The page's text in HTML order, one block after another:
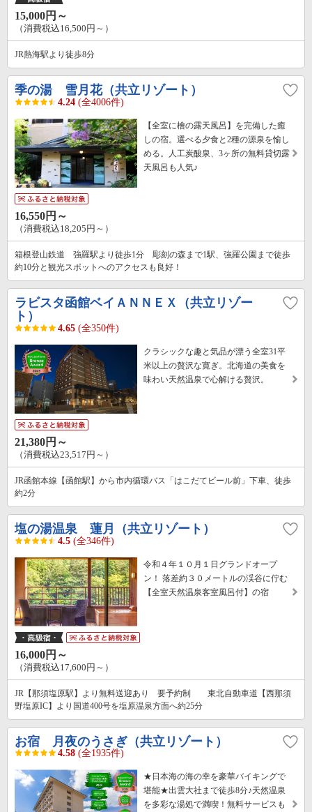
15,000円～
（消費税込16,500円～）
JR熱海駅より徒歩8分
季の湯 雪月花（共立リゾート）
4.24 (全4006件)
【全室に檜の露天風呂】を完備した癒
しの宿。選べる夕食と2種の源泉を愉し
める。人工炭酸泉、3ヶ所の無料貸切露
天風呂も人気♪
16,550円～
（消費税込18,205円～）
箱根登山鉄道 強羅駅より徒歩1分 彫刻の森まで1駅、強羅公園まで徒歩
約10分と観光スポットへのアクセスも良好！
ラビスタ函館ベイＡＮＮＥＸ（共立リゾー
ト）
4.65 (全350件)
クラシックな趣と気品が漂う全室31平
米以上の贅沢な寛ぎ。北海道の美食を
味わい天然温泉で心解ける贅沢。
21,380円～
（消費税込23,517円～）
JR函館本線【函館駅】から市内循環バス「はこだてビール前」下車、徒歩
約2分
塩の湯温泉 蓮月（共立リゾート）
4.5 (全346件)
令和４年１０月１日グランドオープ
ン！ 落差約３０メートルの渓谷に佇む
【全室天然温泉客室風呂付】の宿
16,000円～
（消費税込17,600円～）
JR【那須塩原駅】より無料送迎あり 要予約制 東北自動車道【西那須
野塩原IC】より国道400号を塩原温泉方面へ約25分
お宿 月夜のうさぎ（共立リゾート）
4.58 (全1935件)
★日本海の海の幸を豪華バイキングで
堪能★出雲大社まで徒歩8分♪天然温泉
を多彩な湯処で満喫！無料サービスも